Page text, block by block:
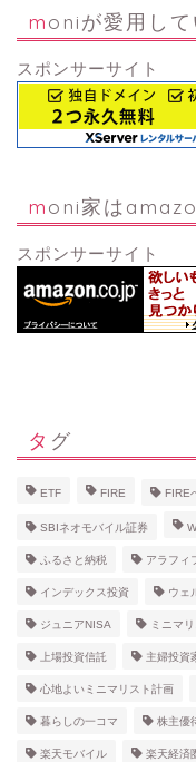
moniが愛用し
スポンサーサイト
moni家は
スポンサーサイト
タグ
ETF FIRE FIRE
SBIネオモバイル証券
ふるさと納税 アラフィ
インデックス投資 ウェ
ジュニアNISA ミニマ
上場投資信託 主婦投資
心地よいミニマリスト計画
暮らしの一コマ 株主優
楽天モバイル 楽天経済